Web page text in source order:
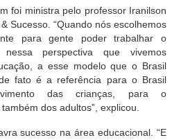
foi ministra pelo professor Iranilson
Sucesso. “Quando nós escolhemos
para gente poder trabalhar o
perspectiva que vivemos
a esse modelo que o Brasil
fato é a referência para o Brasil
das crianças, para o
dos adultos”, explicou.
sucesso na área educacional. “E